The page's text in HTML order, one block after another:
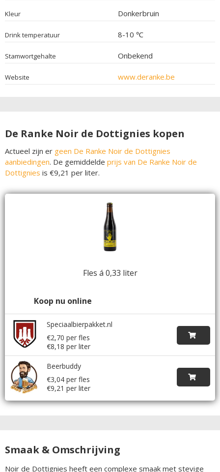
Kleur Donkerbruin
Drink temperatuur 8-10 ℃
Stamwortgehalte Onbekend
Website www.deranke.be
De Ranke Noir de Dottignies kopen
Actueel zijn er geen De Ranke Noir de Dottignies
aanbiedingen. De gemiddelde prijs van De Ranke Noir de
Dottignies is €9,21 per liter.
Fles á 0,33 liter
Koop nu online
Speciaalbierpakket.nl
€2,70 per fles
€8,18 per liter
Beerbuddy
€3,04 per fles
€9,21 per liter
Smaak & Omschrijving
Noir de Dottignies heeft een complexe smaak met stevige